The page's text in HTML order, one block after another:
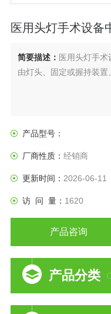
医用头灯手术设备
简要描述： 医用头灯手术
由灯头、固定或握持装置
产品型号：
厂商性质： 经销商
更新时间： 2026-06-11
访 问 量： 1620
产品咨询
产品分类